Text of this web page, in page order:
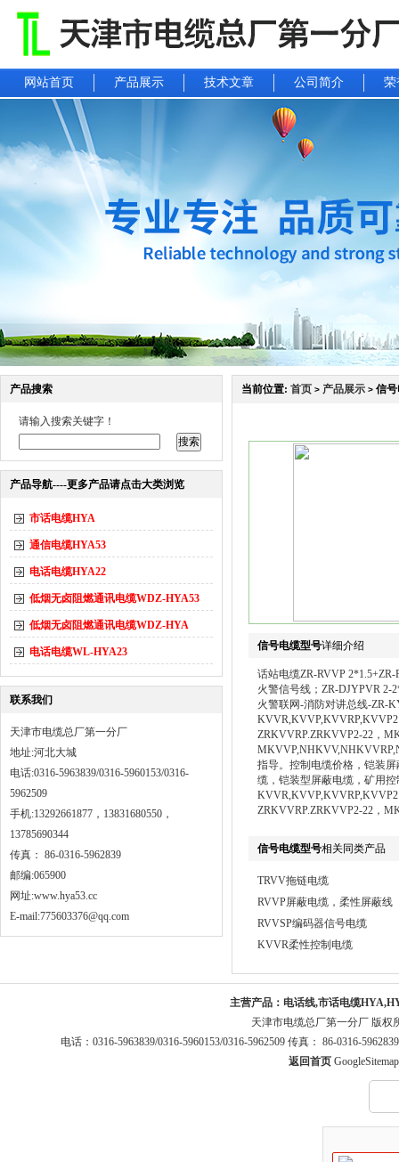
网站首页 产品展示 技术文章 公司简介 荣
产品搜索
请输入搜索关键字！
产品导航----更多产品请点击大类浏览
市话电缆HYA
通信电缆HYA53
电话电缆HYA22
低烟无卤阻燃通讯电缆WDZ-HYA53
低烟无卤阻燃通讯电缆WDZ-HYA
电话电缆WL-HYA23
联系我们
天津市电缆总厂第一分厂
地址:河北大城
电话:0316-5963839/0316-5960153/0316-
5962509
手机:13292661877，13831680550，
13785690344
传真： 86-0316-5962839
邮编:065900
网址:www.hya53.cc
E-mail:775603376@qq.com
当前位置: 首页 > 产品展示 > 信
信号电缆型号详细介绍
话站电缆ZR-RVVP 2*1.5+ZR-
火警信号线；ZR-DJYPVR 2-
火警联网-消防对讲总线-ZR-
ZRKVVRP.ZRKVVP2-22，
指导。控制电缆价格，铠装
缆，铠装型屏蔽电缆，矿用
ZRKVVRP.ZRKVVP2-22，
信号电缆型号相关同类产品
TRVV拖链电缆
RVVP屏蔽电缆，柔性屏蔽线
RVVSP编码器信号电缆
KVVR柔性控制电缆
主营产品： 电话线,市话电缆
天津市电缆总厂第一分厂 版权
电话：0316-5963839/0316-5960153/0316-5962509 传真： 86-0316-
返回首页 GoogleSitemap